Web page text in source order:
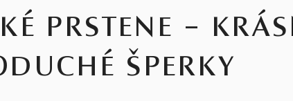
PRSTENE –
ŠPERKY